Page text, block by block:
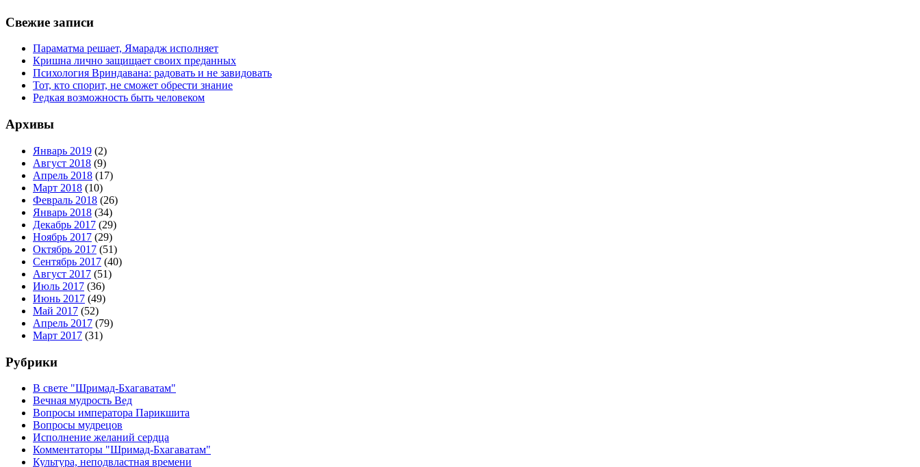
Свежие записи
Параматма решает, Ямарадж исполняет
Кришна лично защищает своих преданных
Психология Вриндавана: радовать и не завидовать
Тот, кто спорит, не сможет обрести знание
Редкая возможность быть человеком
Архивы
Январь 2019 (2)
Август 2018 (9)
Апрель 2018 (17)
Март 2018 (10)
Февраль 2018 (26)
Январь 2018 (34)
Декабрь 2017 (29)
Ноябрь 2017 (29)
Октябрь 2017 (51)
Сентябрь 2017 (40)
Август 2017 (51)
Июль 2017 (36)
Июнь 2017 (49)
Май 2017 (52)
Апрель 2017 (79)
Март 2017 (31)
Рубрики
В свете "Шримад-Бхагаватам"
Вечная мудрость Вед
Вопросы императора Парикшита
Вопросы мудрецов
Исполнение желаний сердца
Комментаторы "Шримад-Бхагаватам"
Культура, неподвластная времени